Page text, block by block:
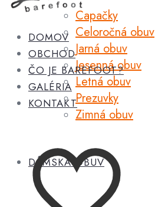
Capačky
Celoročná obuv
Jarná obuv
Jesenná obuv
Letná obuv
Prezuvky
Zimná obuv
DÁMSKA OBUV
DOMOV
OBCHOD
ČO JE BAREFOOT?
GALÉRIA
KONTAKT